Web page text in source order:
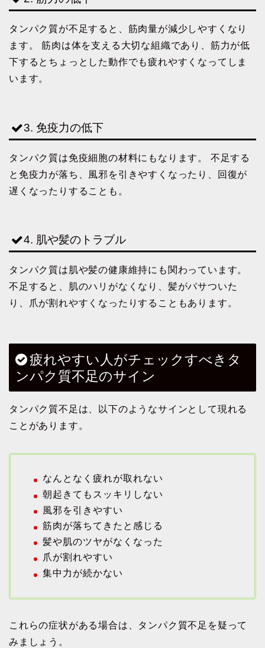
タンパク質が不足すると、筋肉量が減少しやすくなり
ます。 筋肉は体を支える大切な組織であり、筋力が低
下するとちょっとした動作でも疲れやすくなってしま
います。
3. 免疫力の低下
タンパク質は免疫細胞の材料にもなります。 不足する
と免疫力が落ち、風邪を引きやすくなったり、回復が
遅くなったりすることも。
4. 肌や髪のトラブル
タンパク質は肌や髪の健康維持にも関わっています。
不足すると、肌のハリがなくなり、髪がパサついた
り、爪が割れやすくなったりすることもあります。
疲れやすい人がチェックすべきタ
ンパク質不足のサイン
タンパク質不足は、以下のようなサインとして現れる
ことがあります。
なんとなく疲れが取れない
朝起きてもスッキリしない
風邪を引きやすい
筋肉が落ちてきたと感じる
髪や肌のツヤがなくなった
爪が割れやすい
集中力が続かない
これらの症状がある場合は、タンパク質不足を疑って
みましょう。